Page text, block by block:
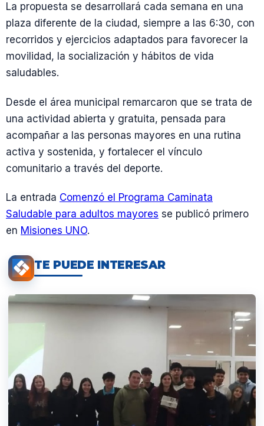
La propuesta se desarrollará cada semana en una
plaza diferente de la ciudad, siempre a las 6:30, con
recorridos y ejercicios adaptados para favorecer la
movilidad, la socialización y hábitos de vida
saludables.
Desde el área municipal remarcaron que se trata de
una actividad abierta y gratuita, pensada para
acompañar a las personas mayores en una rutina
activa y sostenida, y fortalecer el vínculo
comunitario a través del deporte.
La entrada Comenzó el Programa Caminata
Saludable para adultos mayores se publicó primero
en Misiones UNO.
TE PUEDE INTERESAR